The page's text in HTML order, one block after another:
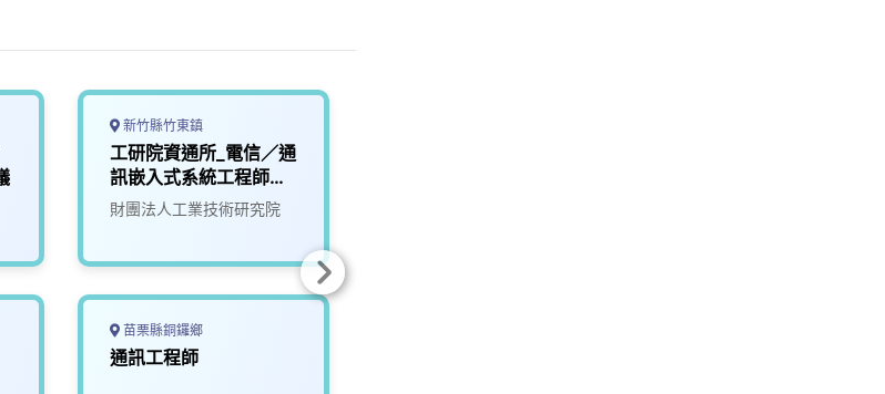
新竹縣竹東鎮
工研院資通所_電信／通
訊嵌入式系統工程師
(V502)
財團法人工業技術研究院
苗栗縣銅鑼鄉
通訊工程師